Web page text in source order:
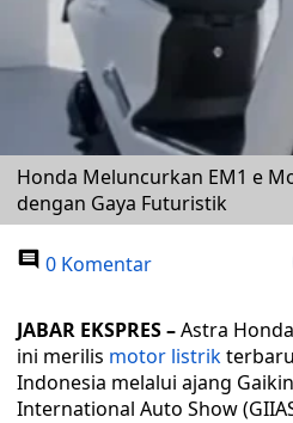
Honda Meluncurkan EM1 e
dengan Gaya Futuristik
0 Komentar
JABAR EKSPRES –Astra
ini merilis motor listrik
Indonesia melalui ajang
International Auto Show